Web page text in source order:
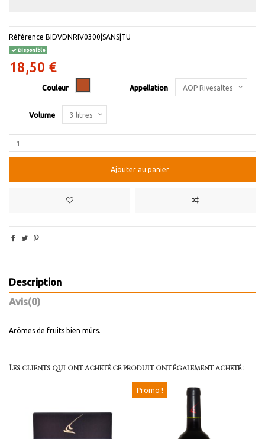
Référence BIDVDNRIV0300|SANS|TU
Disponible
18,50 €
Couleur Appellation
Volume
Ajouter au panier
Description
Avis(0)
Arômes de fruits bien mûrs.
Les clients qui ont acheté ce produit ont également acheté :
Promo !